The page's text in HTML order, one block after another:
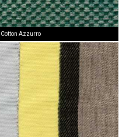
Cotton Azzurro